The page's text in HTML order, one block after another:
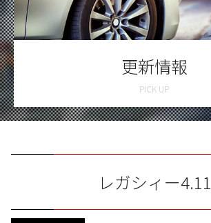
更新情報
レガシィー4.11